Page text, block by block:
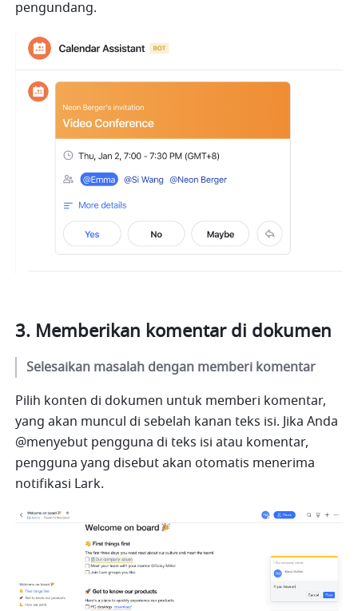
pengundang.
Memberikan komentar di dokumen
Selesaikan masalah dengan memberi komentar
Pilih konten di dokumen untuk memberi komentar,
yang akan muncul di sebelah kanan teks isi. Jika Anda
@menyebut pengguna di teks isi atau komentar,
pengguna yang disebut akan otomatis menerima
notifikasi Lark.